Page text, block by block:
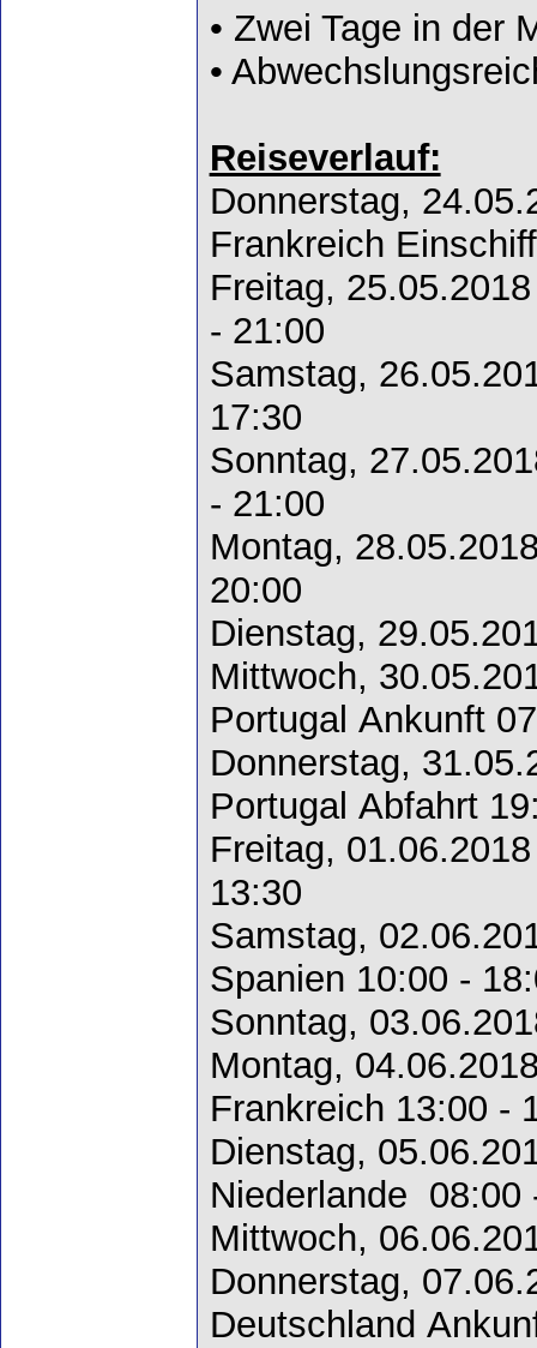
• Zwei Tage in der
•
Reiseverlauf:
Donnerstag,
Frankreich
Freitag,
- 21:00
Samstag,
17:30
Sonntag,
- 21:00
Montag,
20:00
Dienstag,
Mittwoch,
Portugal Ankunft
Donnerstag,
Portugal Abfahrt
Freitag,
13:30
Samstag,
Spanien 10:00 -
Sonntag,
Montag,
Frankreich 13:00 -
Dienstag,
Niederlande 08:00
Mittwoch,
Donnerstag,
Deutschland